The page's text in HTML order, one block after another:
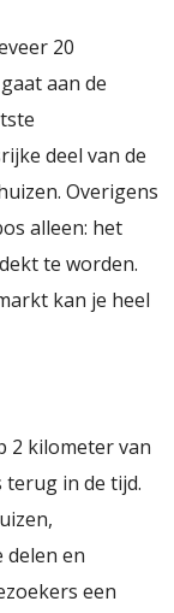
20
aan de
deel van de
Overigens
alleen: het
te worden.
kan je heel
2 kilometer van
in de tijd.
delen en
een